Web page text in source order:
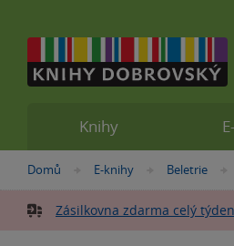
Nacházíte
zde:
Domů »
E-knihy »
Beletrie
Zásilkovna zdarma celý
Knihy